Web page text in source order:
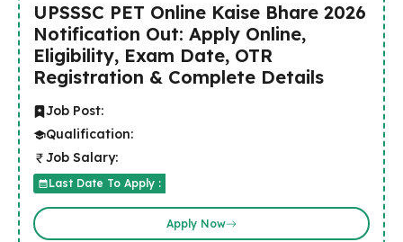
UPSSSC PET Online Kaise Bhare 2026
Notification Out: Apply Online,
Eligibility, Exam Date, OTR
Registration & Complete Details
Job Post:
Qualification:
Job Salary:
Last Date To Apply :
Apply Now